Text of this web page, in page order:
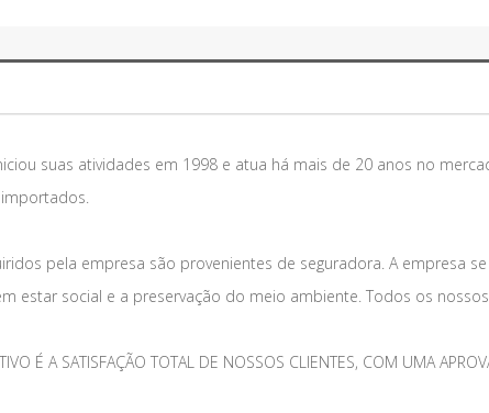
iniciou suas atividades em 1998 e atua há mais de 20 anos no
pela empresa são provenientes de seguradora. A empresa
estar social e a preservação do meio ambiente. Todos os
É A SATISFAÇÃO TOTAL DE NOSSOS CLIENTES, COM UMA